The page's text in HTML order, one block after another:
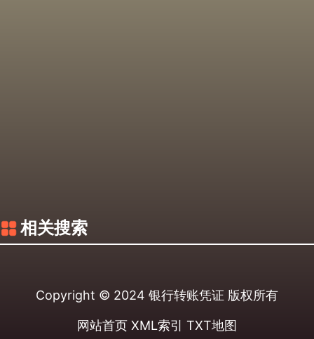
相关搜索
Copyright © 2024 银行转账凭证 版权所有
网站首页 XML索引 TXT地图